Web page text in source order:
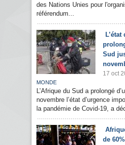
des Nations Unies pour
référendum...
Sud
17 oct
MONDE
L’Afrique du Sud a prolongé
novembre l’état d’urgence
la pandémie de Covid-19, a
de